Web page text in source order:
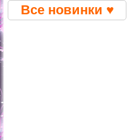
Все новинки ♥